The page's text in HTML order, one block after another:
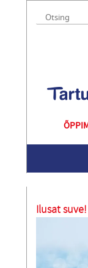
Ilusat suve!